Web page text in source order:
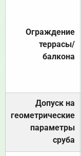
Ограждение
террасы/
балкона
Допуск на
геометрические
параметры
сруба